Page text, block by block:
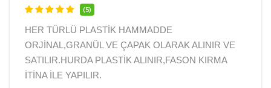
(5)
HER TÜRLÜ PLASTİK HAMMADDE
ORJİNAL,GRANÜL VE ÇAPAK OLARAK ALINIR VE
SATILIR.HURDA PLASTİK ALINIR,FASON KIRMA
İTİNA İLE YAPILIR.